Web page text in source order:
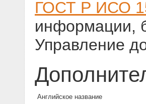
ГОСТ Р ИСО
информации,
Управление
Английское название